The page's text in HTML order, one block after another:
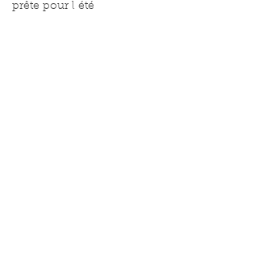
prête pour l été